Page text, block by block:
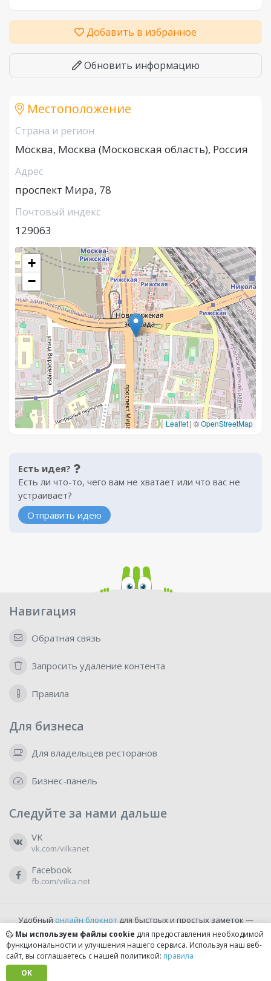
Добавить в избранное
Обновить информацию
Местоположение
Страна и регион
Москва, Москва (Московская область), Россия
Адрес
проспект Мира, 78
Почтовый индекс
129063
+
−
Leaflet | ©OpenStreetMap
Есть идея?
Есть ли что-то, чего вам не хватает или что вас не
устраивает?
Отправить идею
Навигация
Обратная связь
Запросить удаление контента
Правила
Для бизнеса
Для владельцев ресторанов
Бизнес-панель
Следуйте за нами дальше
VK
vk.com/vilkanet
Facebook
fb.com/vilka.net
Удобный онлайн блокнотдля быстрых и простых заметок —
бесплатно и доступно прямо из браузера.
Мы используем файлы cookie для предоставления необходимой
функциональности и улучшения нашего сервиса. Используя наш веб-
сайт, вы соглашаетесь с нашей политикой: правила
OK